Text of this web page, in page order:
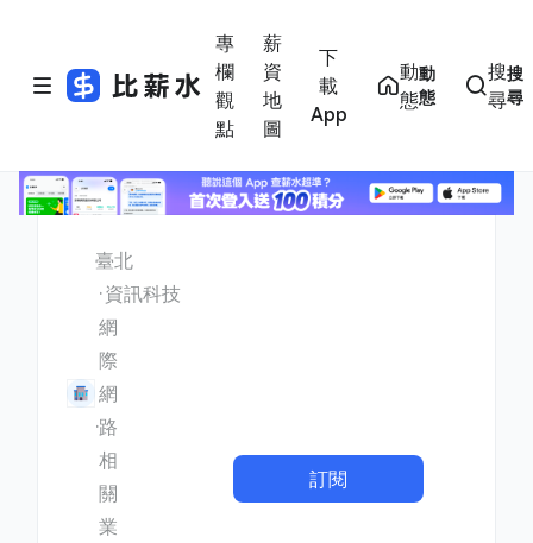
專
欄
觀
點
薪
資
地
圖
下
載
App
動
態
動
態
搜
尋
搜
尋
臺北
資訊科技
網
際
網
路
相
關
業
訂閱